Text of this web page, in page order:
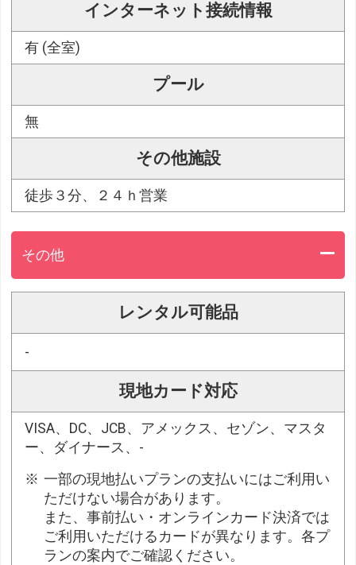
インターネット接続情報
有 (全室)
プール
無
その他施設
徒歩３分、２４ｈ営業
その他
レンタル可能品
-
現地カード対応
VISA、DC、JCB、アメックス、セゾン、マスタ
ー、ダイナース、-
一部の現地払いプランの支払いにはご利用い
ただけない場合があります。
また、事前払い・オンラインカード決済では
ご利用いただけるカードが異なります。各プ
ランの案内でご確認ください。